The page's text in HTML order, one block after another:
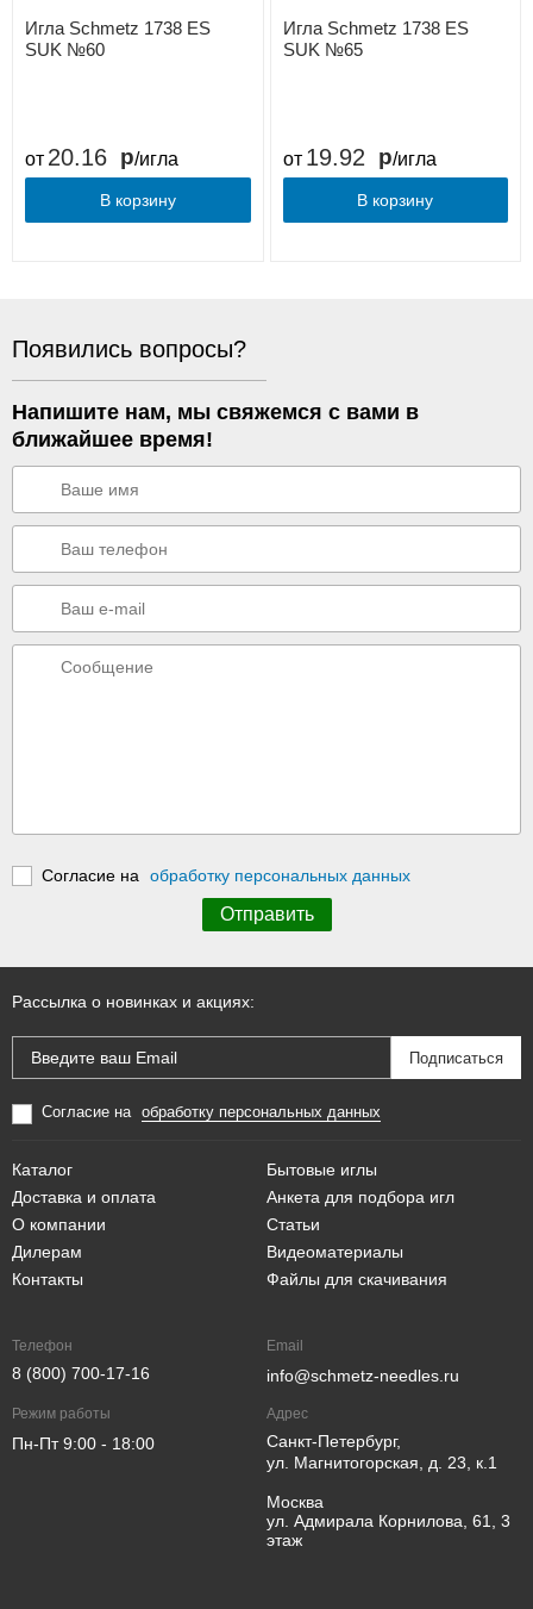
Игла Schmetz 1738 ES
SUK №60
от 20.16 /игла
В корзину
Игла Schmetz 1738 ES
SUK №65
от 19.92 /игла
В корзину
Появились вопросы?
Напишите нам, мы свяжемся с вами в
ближайшее время!
Согласие на обработку персональных данных
Рассылка о новинках и акциях:
Согласие на обработку персональных данных
Каталог
Доставка и оплата
О компании
Дилерам
Контакты
Бытовые иглы
Анкета для подбора игл
Статьи
Видеоматериалы
Файлы для скачивания
Телефон
8 (800) 700-17-16
Email
info@schmetz-needles.ru
Режим работы
Пн-Пт 9:00 - 18:00
Адрес
Санкт-Петербург,
ул. Магнитогорская, д. 23, к.1
Москва
ул. Адмирала Корнилова, 61, 3
этаж